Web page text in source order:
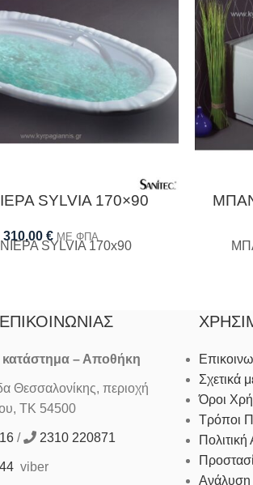
SYLVIA 170×90
310,00 € ΜΕ ΦΠΑ
SYLVIA 170x90
κατάστημα – Αποθήκη
Θεσσαλονίκης, περιοχή
ΤΚ 54500
/ 2310 220871
viber
Σχετικά
Όροι
Τρόποι